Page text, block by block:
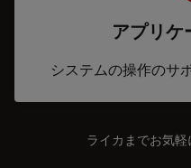
アプリケ
システムの操作のサ
ライカまでお気